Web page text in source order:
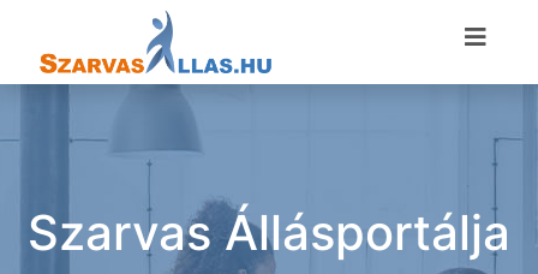
Szarvas Állásportálja